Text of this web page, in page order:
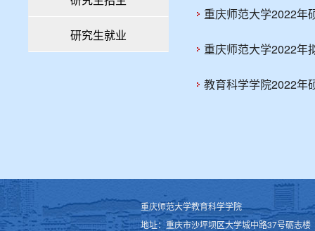
研究生就业
重庆师范大学2022年
重庆师范大学2022年
教育科学学院2022年
重庆师范大学教育科学学院
地址：重庆市沙坪坝区大学城中路37号砺志楼